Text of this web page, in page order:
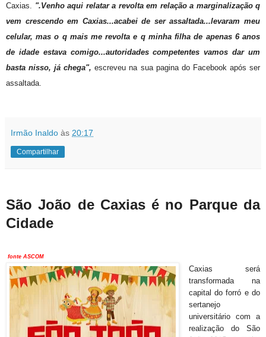
Caxias. ".Venho aqui relatar a revolta em relação a marginalização q
vem crescendo em Caxias...acabei de ser assaltada...levaram meu
celular, mas o q mais me revolta e q minha filha de apenas 6 anos
de idade estava comigo...autoridades competentes vamos dar um
basta nisso, jáchega",escreveu na sua pagina do Facebook após ser
assaltada.
Irmão Inaldo às 20:17
Compartilhar
São João de Caxias é no Parque da
Cidade
fonte ASCOM
Caxias será
transformada na
capital do forró e do
sertanejo
universitário com a
realização do São